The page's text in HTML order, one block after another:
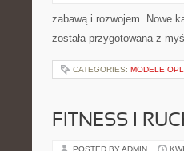
zabawą i rozwojem. Nowe
została przygotowana z
CATEGORIES: MODELE
FITNESS I
POSTED BY ADMIN